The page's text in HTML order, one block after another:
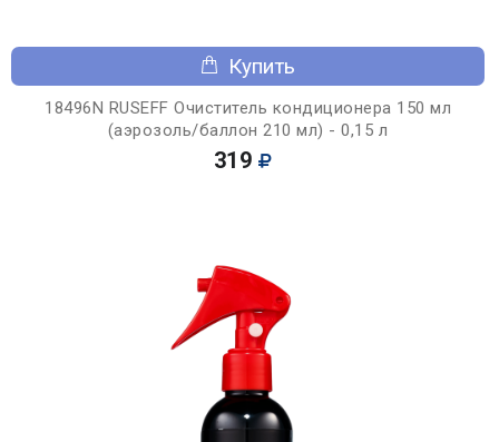
Купить
18496N RUSEFF Очиститель кондиционера 150 мл
(аэрозоль/баллон 210 мл) - 0,15 л
319